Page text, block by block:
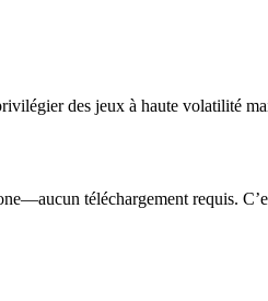
des jeux à haute volatilité
téléchargement requis.